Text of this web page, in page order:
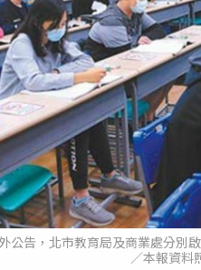
公告，北市教育局及商業處分別
／本報資料